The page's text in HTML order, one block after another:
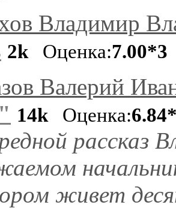
Владимир
2k Оценка:7.00*3
Валерий
14k Оценка:
рассказ
живет